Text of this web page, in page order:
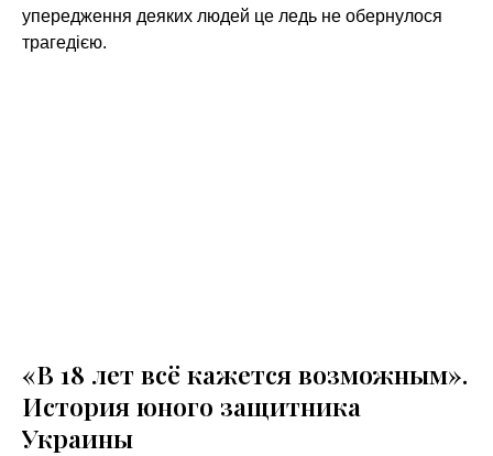
упередження деяких людей це ледь не обернулося
трагедією.
«В 18 лет всё кажется возможным».
История юного защитника
Украины